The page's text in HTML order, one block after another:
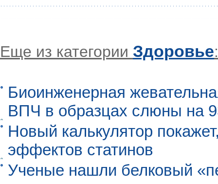
Еще из категории Здоровье:
Биоинженерная
ВПЧ в образцах слюны на
Новый калькулятор
эффектов статинов
Ученые нашли белковый